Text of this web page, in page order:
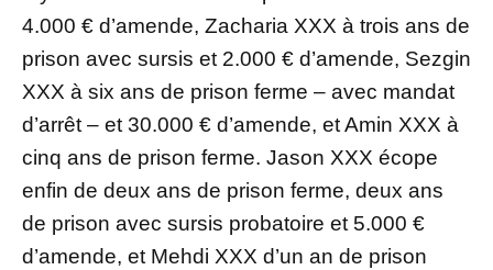
4.000 € d’amende, Zacharia XXX à trois ans de
prison avec sursis et 2.000 € d’amende, Sezgin
XXX à six ans de prison ferme – avec mandat
d’arrêt – et 30.000 € d’amende, et Amin XXX à
cinq ans de prison ferme. Jason XXX écope
enfin de deux ans de prison ferme, deux ans
de prison avec sursis probatoire et 5.000 €
d’amende, et Mehdi XXX d’un an de prison